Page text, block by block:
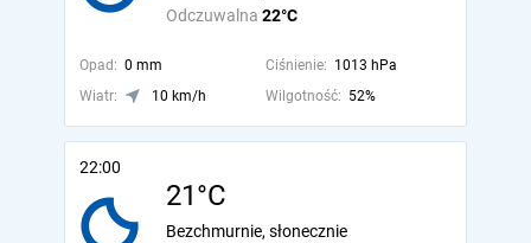
Odczuwalna 22°C
Opad: 0 mm Ciśnienie: 1013 hPa
Wiatr:
10 km/h Wilgotność: 52%
22:00
21°C
Bezchmurnie, słonecznie